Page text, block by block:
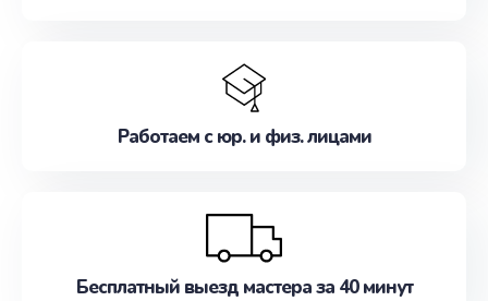
Работаем с юр. и физ. лицами
Бесплатный выезд мастера за 40 минут